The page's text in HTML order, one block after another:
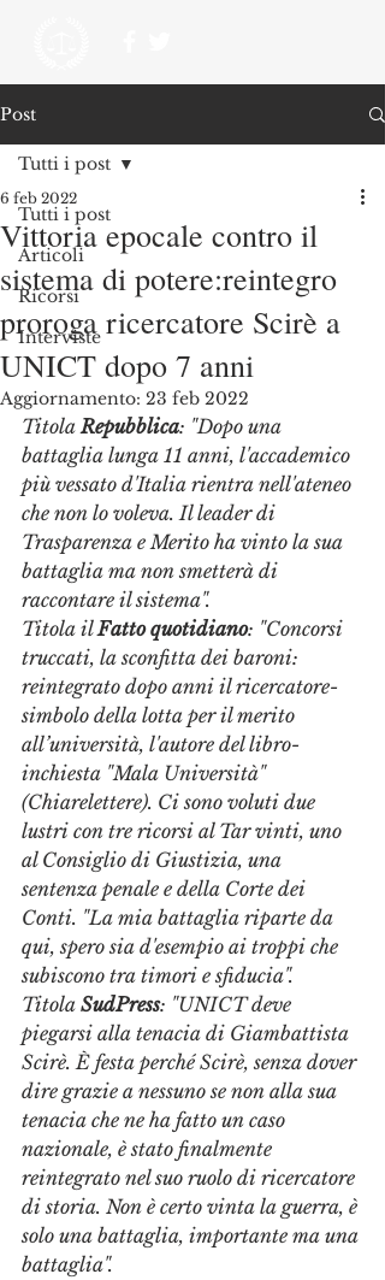
Post
Tutti i post
Articoli
Ricorsi
Interviste
Tutti i post
Vittoria epocale contro il
sistema di potere:reintegro
proroga ricercatore Scirè a
UNICT dopo 7 anni
6 feb 2022
Aggiornamento: 23 feb 2022
Titola Repubblica: "Dopo una
battaglia lunga 11 anni, l'accademico
più vessato d'Italia rientra nell'ateneo
che non lo voleva. Il leader di
Trasparenza e Merito ha vinto la sua
battaglia ma non smetterà di
raccontare il sistema".
Titola il Fatto quotidiano: "Concorsi
truccati, la sconfitta dei baroni:
reintegrato dopo anni il ricercatore-
simbolo della lotta per il merito
all’università, l'autore del libro-
inchiesta "Mala Università"
(Chiarelettere). Ci sono voluti due
lustri con tre ricorsi al Tar vinti, uno
al Consiglio di Giustizia, una
sentenza penale e della Corte dei
Conti. "La mia battaglia riparte da
qui, spero sia d'esempio ai troppi che
subiscono tra timori e sfiducia".
Titola SudPress: "UNICT deve
piegarsi alla tenacia di Giambattista
Scirè. È festa perché Scirè, senza dover
dire grazie a nessuno se non alla sua
tenacia che ne ha fatto un caso
nazionale, è stato finalmente
reintegrato nel suo ruolo di ricercatore
di storia. Non è certo vinta la guerra, è
solo una battaglia, importante ma una
battaglia".